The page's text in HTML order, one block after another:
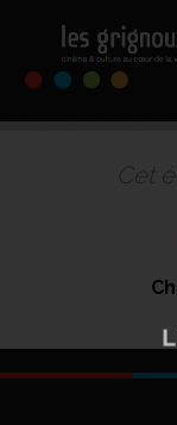
Cet